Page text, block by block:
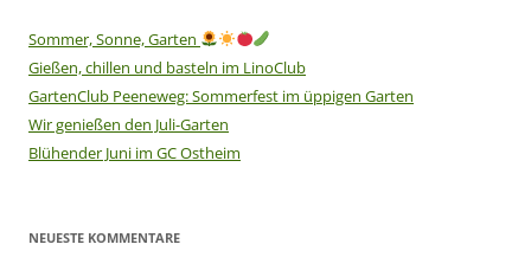
Sommer, Sonne, Garten
Gießen, chillen und basteln im LinoClub
GartenClub Peeneweg: Sommerfest im üppigen Garten
Wir genießen den Juli-Garten
Blühender Juni im GC Ostheim
NEUESTE KOMMENTARE